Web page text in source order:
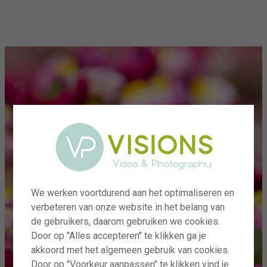
We werken voortdurend aan het optimaliseren en
verbeteren van onze website in het belang van
de gebruikers, daarom gebruiken we cookies.
Door op "Alles accepteren" te klikken ga je
akkoord met het algemeen gebruik van cookies.
Door op "Voorkeur aanpassen" te klikken vind je